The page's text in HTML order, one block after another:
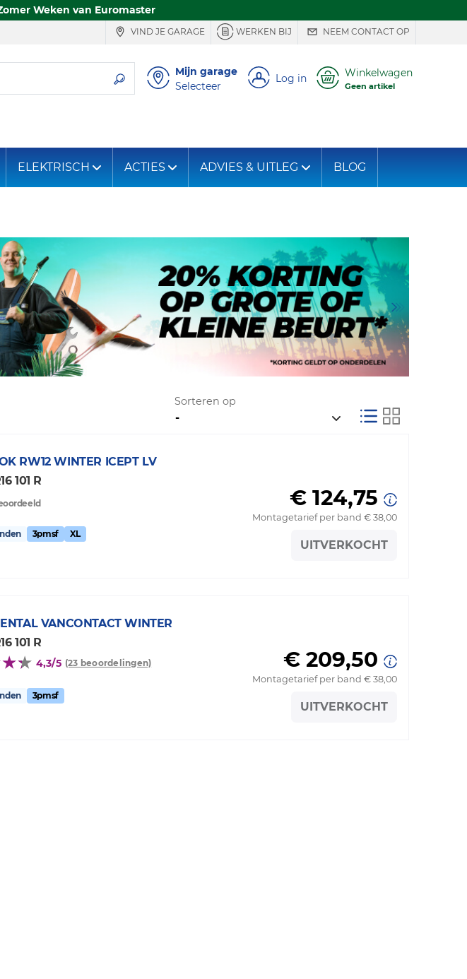
Weken van Euromaster
VIND JE GARAGE WERKEN BIJ NEEM CONTACT OP
Mijn garage
Selecteer
Log in Winkelwagen
Geen artikel
ELEKTRISCH ACTIES ADVIES & UITLEG BLOG
Sorteren op
RW12 WINTER ICEPT LV
101 R
3pmsf XL
€ 124,75
Montagetarief per band € 38,00
UITVERKOCHT
VANCONTACT WINTER
101 R
4,3/5 (23 beoordelingen)
3pmsf
€ 209,50
Montagetarief per band € 38,00
UITVERKOCHT